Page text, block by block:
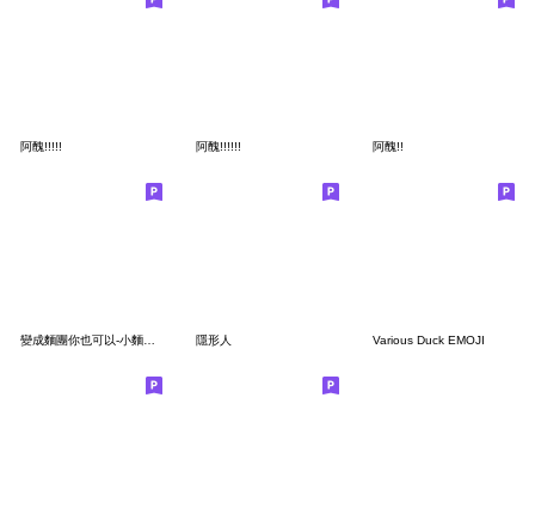
阿醜!!!!! 阿醜!!!!!! 阿醜!!
隱形人 Various Duck EMOJI